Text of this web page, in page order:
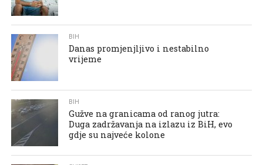
BIH
Danas promjenjljivo i nestabilno
vrijeme
BIH
Gužve na granicama od ranog jutra:
Duga zadržavanja na izlazu iz BiH, evo
gdje su najveće kolone